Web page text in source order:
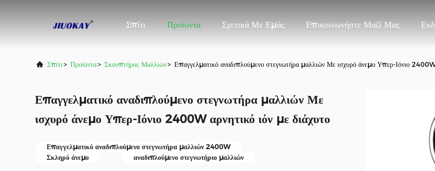
Σπίτι Προϊόντα Σχετικά Με Εμάς Επικοινωνήστε Μαζί Μας
Σπίτι> Προϊόντα> Σκουπτήρας Μαλλιών> Επαγγελματικό αναδιπλούμενο στεγνωτήρα μαλλιών Με ισχυρό άνεμο Υπερ-Ιόνιο 2400W
Επαγγελματικό αναδιπλούμενο στεγνωτήρα μαλλιών Με
ισχυρό άνεμο Υπερ-Ιόνιο 2400W αρνητικό ιόν με διάχυτο
Επαγγελματικό αναδιπλούμενο στεγνωτήρα μαλλιών 2400W
Σκληρό άνεμο
αναδιπλούμενο στεγνωτήριο μαλλιών